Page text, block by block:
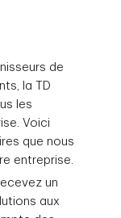
de
la TD
les
Voici
que nous
entreprise.
un
aux